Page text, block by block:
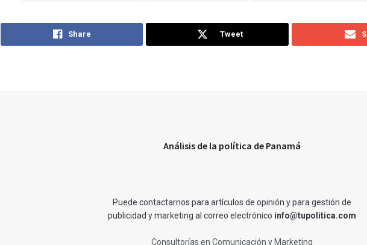
Share Tweet
Análisis de la política de Panamá
Puede contactarnos para artículos de opinión y para gestión de
publicidad y marketing al correo electrónico info@tupolitica.com
Consultorías en Comunicación y Marketing